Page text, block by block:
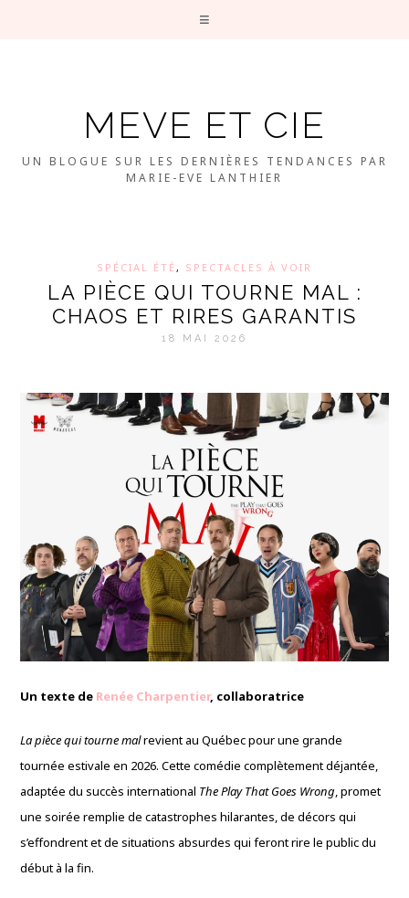
MEVE ET CIE
UN BLOGUE SUR LES DERNIÈRES TENDANCES PAR
MARIE-EVE LANTHIER
SPÉCIAL ÉTÉ, SPECTACLES À VOIR
LA PIÈCE QUI TOURNE MAL :
CHAOS ET RIRES GARANTIS
18 MAI 2026
Un texte de Renée Charpentier, collaboratrice
La pièce qui tourne malrevient au Québec pour une grande
tournée estivale en 2026. Cette comédie complètement déjantée,
adaptée du succès international The Play That Goes Wrong, promet
une soirée remplie de catastrophes hilarantes, de décors qui
s’effondrent et de situations absurdes qui feront rire le public du
début à la fin.